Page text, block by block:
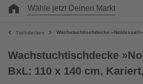
Wähle jetzt Deinen Markt
Tischdecken Wachstuchtischdecke
Wachstuchtischdecke
BxL: 110 x 140 cm,